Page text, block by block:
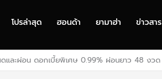
โปรล่าสุด ฮอนด้า ยามาฮ่า ข่าวสาร
ดและผ่อน ดอกเบี้ยพิเศษ 0.99% ผ่อนยาว 48 งวด